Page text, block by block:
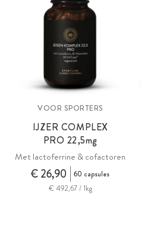
VOOR SPORTERS
IJZER COMPLEX
PRO 22,5mg
Met lactoferrine & cofactoren
€ 26,90
60 capsules
€ 492,67 / 1kg